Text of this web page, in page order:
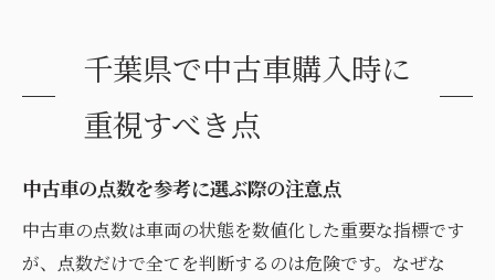
千葉県で中古車購入時に
重視すべき点
中古車の点数を参考に選ぶ際の注意点
中古車の点数は車両の状態を数値化した重要な指標です
が、点数だけで全てを判断するのは危険です。なぜな